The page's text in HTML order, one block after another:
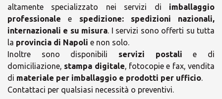
altamente specializzato nei servizi di imballaggio
professionale e spedizione:
spedizioni nazionali,
internazionali e su misura. I servizi sono offerti su tutta
la provincia di Napoli e non solo.
Inoltre sono disponibili servizi postali e di
domiciliazione, stampa digitale, fotocopie e fax, vendita
di materiale per imballaggio e prodotti per ufficio.
Contattaci per qualsiasi necessità o preventivi.